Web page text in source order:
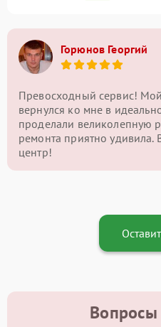
Горюнов Георгий
Превосходный сервис!
вернулся ко мне в
проделали великолепную
ремонта приятно удивила.
центр!
Вопросы